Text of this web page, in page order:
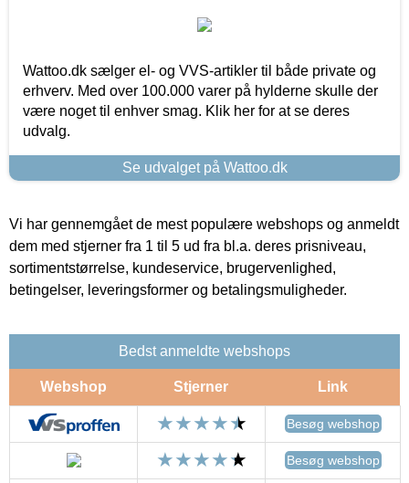
Wattoo.dk sælger el- og VVS-artikler til både private og
erhverv. Med over 100.000 varer på hylderne skulle der
være noget til enhver smag. Klik her for at se deres
udvalg.
Se udvalget på Wattoo.dk
Vi har gennemgået de mest populære webshops og anmeldt
dem med stjerner fra 1 til 5 ud fra bl.a. deres prisniveau,
sortimentstørrelse, kundeservice, brugervenlighed,
betingelser, leveringsformer og betalingsmuligheder.
Bedst anmeldte webshops
Webshop Stjerner Link
Besøg webshop
Besøg webshop